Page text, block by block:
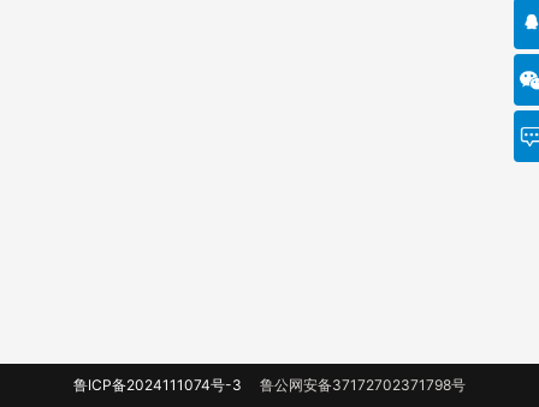
鲁ICP备2024111074号-3 鲁公网安备37172702371798号